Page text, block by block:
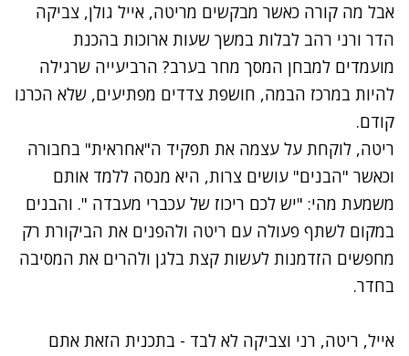
אבל מה קורה כאשר מבקשים מריטה, אייל גולן, צביקה
הדר ורני רהב לבלות במשך שעות ארוכות בהכנת
מועמדים למבחן המסך מחר בערב? הרביעייה שרגילה
להיות במרכז הבמה, חושפת צדדים מפתיעים, שלא הכרנו
קודם.
ריטה, לוקחת על עצמה את תפקיד ה"אחראית" בחבורה
וכאשר "הבנים" עושים צרות, היא מנסה ללמד אותם
משמעת מהי: "יש לכם ריכוז של עכברי מעבדה ". והבנים
במקום לשתף פעולה עם ריטה ולהפנים את הביקורת רק
מחפשים הזדמנות לעשות קצת בלגן ולהרים את המסיבה
בחדר.
אייל, ריטה, רני וצביקה לא לבד - בתכנית הזאת אתם